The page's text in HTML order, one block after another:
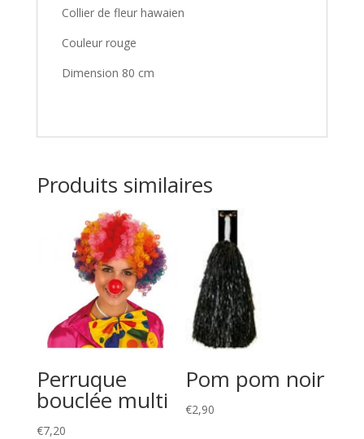
Collier de fleur hawaien
Couleur rouge
Dimension 80 cm
Produits similaires
Perruque
bouclée multi
€7,20
Pom pom noir
€2,90